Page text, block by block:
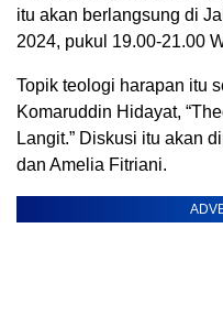
itu akan berlangsung di
2024, pukul 19.00-21.00
Topik teologi harapan itu
Komaruddin Hidayat,
Langit.” Diskusi itu akan
dan Amelia Fitriani.